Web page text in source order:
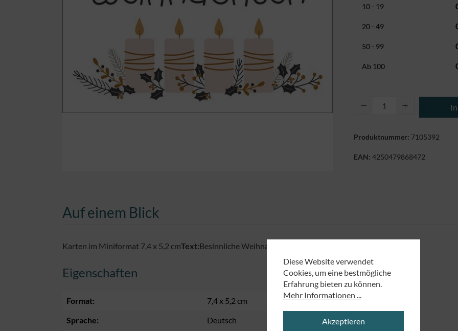
10 - 19
20 - 49
50 - 99
Ab 100
Produkt Anzahl:
Produktnummer: 7105392
EAN: 4250479868472
Auf einem Blick
Karten im Miniformat 7,4 x 5,2 cmText:Besinnliche Weihnachten
Eigenschaften
Format:
7,4 x 5,2 cm
Sprache:
Deutsch
Diese Website verwendet
Cookies, um eine bestmögliche
Erfahrung bieten zu können.
Mehr Informationen ...
Akzeptieren